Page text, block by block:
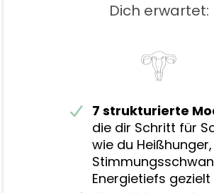
Dich erwartet:
7 strukturierte
die dir Schritt für
wie du Heißhunger,
Energietiefs